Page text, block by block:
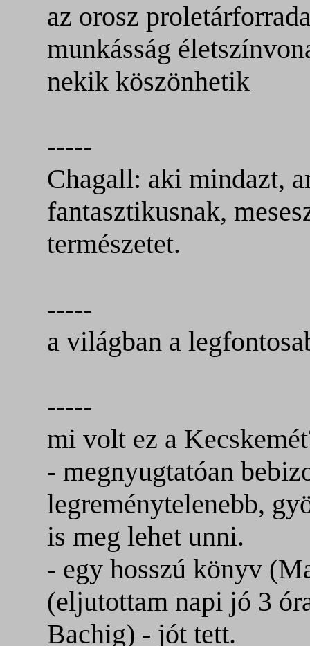
az orosz
munkásság
nekik köszönhetik
-----
Chagall: aki mindazt,
fantasztikusnak,
természetet.
-----
a világban a
-----
mi volt ez a
- megnyugtatóan
legreménytelenebb,
is meg lehet unni.
- egy hosszú könyv
(eljutottam napi jó 3
Bachig) - jót tett.